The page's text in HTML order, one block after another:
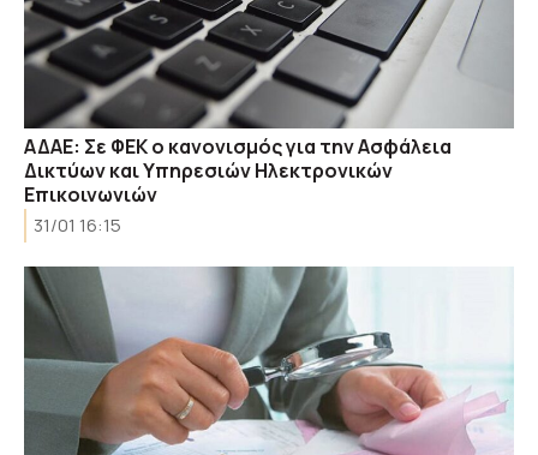
ΑΔAΕ: Σε ΦΕΚ ο κανονισμός για την Ασφάλεια
Δικτύων και Υπηρεσιών Ηλεκτρονικών
Επικοινωνιών
31/01 16:15